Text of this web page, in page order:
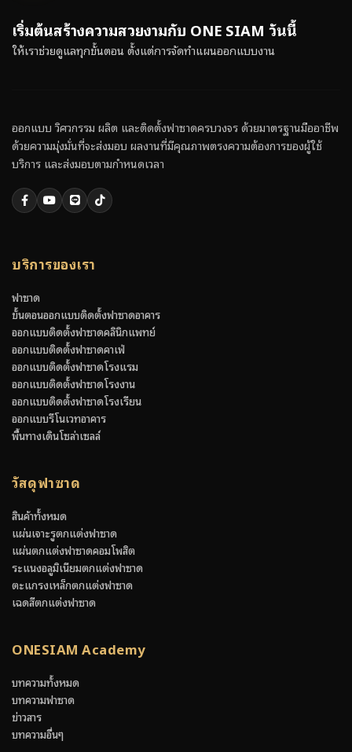
เริ่มต้นสร้างความสวยงามกับ ONE SIAM วันนี้
ให้เราช่วยดูแลทุกขั้นตอน ตั้งแต่การจัดทำแผนออกแบบงาน
ออกแบบ วิศวกรรม ผลิต และติดตั้งฟาซาดครบวงจร ด้วยมาตรฐานมืออาชีพ
ด้วยความมุ่งมั่นที่จะส่งมอบ ผลงานที่มีคุณภาพตรงความต้องการของผู้ใช้
บริการ และส่งมอบตามกำหนดเวลา
บริการของเรา
ฟาซาด
ขั้นตอนออกแบบติดตั้งฟาซาดอาคาร
ออกแบบติดตั้งฟาซาดคลินิกแพทย์
ออกแบบติดตั้งฟาซาดคาเฟ่
ออกแบบติดตั้งฟาซาดโรงแรม
ออกแบบติดตั้งฟาซาดโรงงาน
ออกแบบติดตั้งฟาซาดโรงเรียน
ออกแบบรีโนเวทอาคาร
พื้นทางเดินโซล่าเซลล์
วัสดุฟาซาด
สินค้าทั้งหมด
แผ่นเจาะรูตกแต่งฟาซาด
แผ่นตกแต่งฟาซาดคอมโพสิต
ระแนงอลูมิเนียมตกแต่งฟาซาด
ตะแกรงเหล็กตกแต่งฟาซาด
เฉดสีตกแต่งฟาซาด
ONESIAM Academy
บทความทั้งหมด
บทความฟาซาด
ข่าวสาร
บทความอื่นๆ